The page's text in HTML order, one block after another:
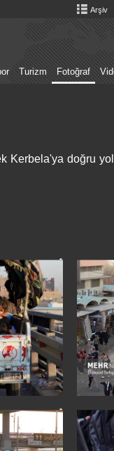
Arşiv
Turizm Fotoğraf
Kerbela'ya doğru